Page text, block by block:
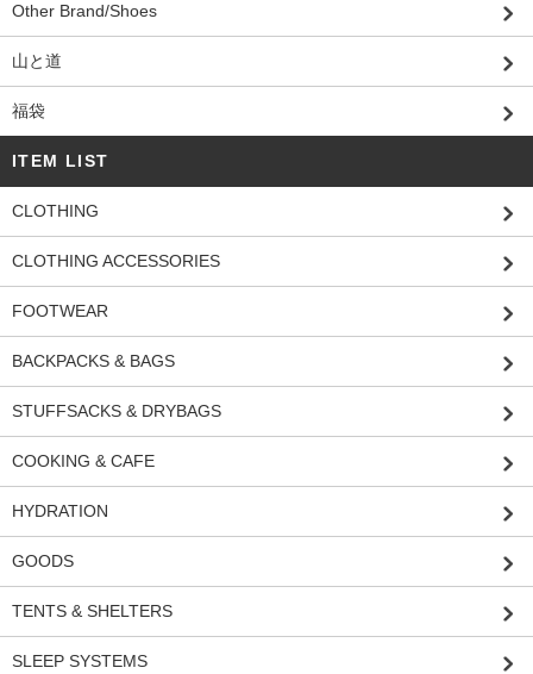
Other Brand/Shoes
山と道
福袋
ITEM LIST
CLOTHING
CLOTHING ACCESSORIES
FOOTWEAR
BACKPACKS & BAGS
STUFFSACKS & DRYBAGS
COOKING & CAFE
HYDRATION
GOODS
TENTS & SHELTERS
SLEEP SYSTEMS